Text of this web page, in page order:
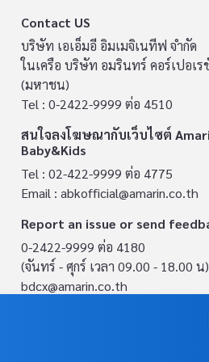
Contact US
บริษัท เอเอ็มอี อิมเมจิเนทีฟ จำกัด
ในเครือ บริษัท อมรินทร์ คอร์เปอเร
(มหาชน)
Tel : 0-2422-9999 ต่อ 4510
สนใจลงโฆษณากับเว็บไซต์
Baby&Kids
Tel : 02-422-9999 ต่อ 4775
Email : abkofficial@amarin.co.th
Report an issue or send
0-2422-9999 ต่อ 4180
(จันทร์ - ศุกร์ เวลา 09.00 - 18.00 น)
bdcx@amarin.co.th